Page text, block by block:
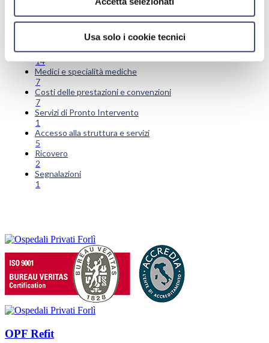
Usa solo i cookie tecnici
19
Esami di diagnostica
14
Medici e specialità mediche
7
Costi delle prestazioni e convenzioni
7
Servizi di Pronto Intervento
1
Accesso alla struttura e servizi
5
Ricovero
2
Segnalazioni
1
OPF Refit